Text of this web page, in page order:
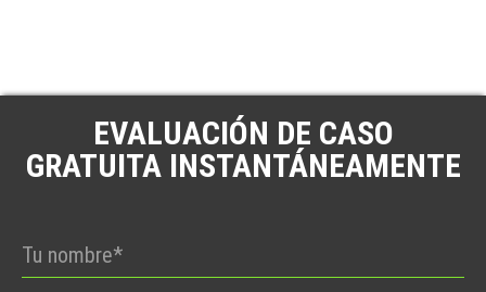
EVALUACIÓN DE CASO
GRATUITA INSTANTÁNEAMENTE